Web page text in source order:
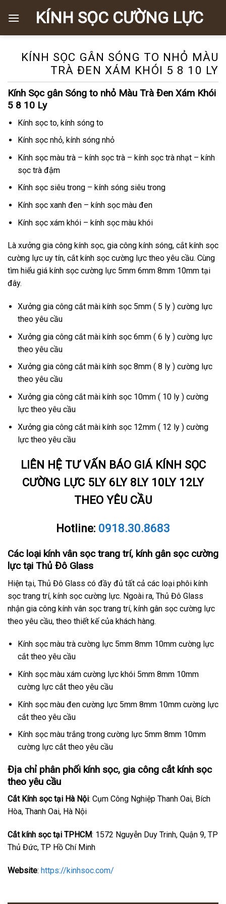
KÍNH SỌC CƯỜNG LỰC
KÍNH SỌC GÂN SÓNG TO NHỎ MÀU
TRÀ ĐEN XÁM KHÓI 5 8 10 LY
Kính Sọc gân Sóng to nhỏ Màu Trà Đen Xám Khói
5 8 10 Ly
Kính sọc to, kính sóng to
Kính sọc nhỏ, kính sóng nhỏ
Kính sọc màu trà – kính sọc trà – kính sọc trà nhạt – kính
sọc trà đậm
Kính sọc siêu trong – kính sóng siêu trong
Kính sọc xanh đen – kính sọc màu đen
Kính sọc xám khói – kính sọc màu khói
Là xưởng gia công kính sọc, gia công kính sóng, cắt kính sọc
cường lực uy tín, cắt kính sọc cường lực theo yêu cầu. Cùng
tìm hiểu giá kính sọc cường lực 5mm 6mm 8mm 10mm tại
đây.
Xưởng gia công cắt mài kính sọc 5mm ( 5 ly ) cường lực
theo yêu cầu
Xưởng gia công cắt mài kính sọc 6mm ( 6 ly ) cường lực
theo yêu cầu
Xưởng gia công cắt mài kính sọc 8mm ( 8 ly ) cường lực
theo yêu cầu
Xưởng gia công cắt mài kính sọc 10mm ( 10 ly ) cường
lực theo yêu cầu
Xưởng gia công cắt mài kính sọc 12mm ( 12 ly ) cường
lực theo yêu cầu
LIÊN HỆ TƯ VẤN BÁO GIÁ KÍNH SỌC
CƯỜNG LỰC 5LY 6LY 8LY 10LY 12LY
THEO YÊU CẦU
Hotline: 0918.30.8683
Các loại kính vân sọc trang trí, kính gân sọc cường
lực tại Thủ Đô Glass
Hiện tại, Thủ Đô Glass có đầy đủ tất cả các loại phôi kính
sọc trang trí, kính sọc cường lực. Ngoài ra, Thủ Đô Glass
nhận gia công kính vân sọc trang trí, kính gân sọc cường lực
theo yêu cầu, theo thiết kế của khách hàng.
Kính sọc màu trà cường lực 5mm 8mm 10mm cường lực
cắt theo yêu cầu
Kính sọc màu xám cường lực khói 5mm 8mm 10mm
cường lực cắt theo yêu cầu
Kính sọc màu đen cường lực 5mm 8mm 10mm cường lực
cắt theo yêu cầu
Kính sọc màu trắng trong cường lực 5mm 8mm 10mm
cường lực cắt theo yêu cầu
Địa chỉ phân phối kính sọc, gia công cắt kính sọc
theo yêu cầu
Cắt Kính sọc tại Hà Nội: Cụm Công Nghiệp Thanh Oai, Bích
Hòa, Thanh Oai, Hà Nội
Cắt kính sọc tại TPHCM: 1572 Nguyễn Duy Trinh, Quận 9, TP
Thủ Đức, TP Hồ Chí Minh
Website: https://kinhsoc.com/